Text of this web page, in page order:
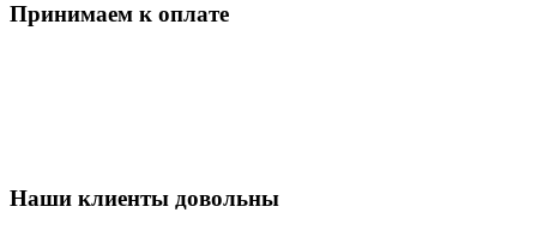
Принимаем к оплате
Наши клиенты довольны